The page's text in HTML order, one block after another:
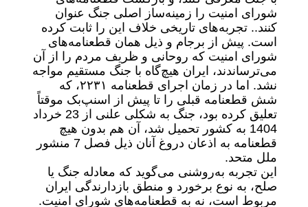
شورای امنیت را زمینه‌ساز اصلی جنگ عنوان
کنند.. تجربه‌های تاریخی خلاف این را ثابت کرده
است. پیش از برجام و ذیل همان قطعنامه‌های
شورای امنیت که روحانی و ظریف مردم را از آن
می‌ترساندند، ایران هیچ‌گاه با جنگ مستقیم مواجه
نشد. اما در زمان اجرای قطعنامه ۲۲۳۱، که
شش قطعنامه قبلی را تا پیش از اسنپ‌بک موقتاً
تعلیق کرده بود، جنگ به شکلی علنی از 23 خرداد
1404 به کشور تحمیل شد، آن هم بدون هیچ
قطعنامه به اذعان دروغ آنان ذیل فصل 7 منشور
ملل متحد.
این تجربه به‌روشنی می‌گوید که معادله جنگ یا
صلح، به نوع برخورد و منطق بازدارندگی ایران
مربوط است، نه به قطعنامه‌های شورای امنیت.